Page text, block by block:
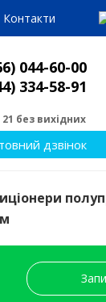
Контакти
044-60-00
334-58-91
без вихідних
дзвінок